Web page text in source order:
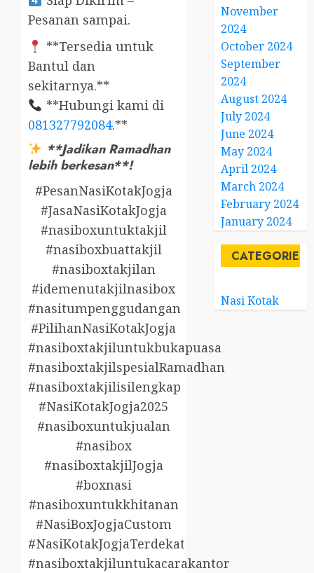
Pesanan sampai.
**Tersedia untuk
Bantul dan
sekitarnya.**
**Hubungi kami di
081327792084.**
**Jadikan Ramadhan
lebih berkesan**!
#PesanNasiKotakJogja
#JasaNasiKotakJogja
#nasiboxuntuktakjil
#nasiboxbuattakjil
#nasiboxtakjilan
#idemenutakjilnasibox
#nasitumpenggudangan
#PilihanNasiKotakJogja
#nasiboxtakjiluntukbukapuasa
#nasiboxtakjilspesialRamadhan
#nasiboxtakjilisilengkap
#NasiKotakJogja2025
#nasiboxuntukjualan
#nasibox
#nasiboxtakjilJogja
#boxnasi
#nasiboxuntukkhitanan
#NasiBoxJogjaCustom
#NasiKotakJogjaTerdekat
#nasiboxtakjiluntukacarakantor
November
2024
October 2024
September
2024
August 2024
July 2024
June 2024
May 2024
April 2024
March 2024
February 2024
January 2024
CATEGORIES
Nasi Kotak